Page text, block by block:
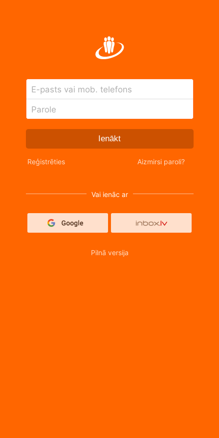
E-pasts vai mob. telefons
Parole
Ienākt
Reģistrēties Aizmirsi paroli?
Vai ienāc ar
Pilnā versija